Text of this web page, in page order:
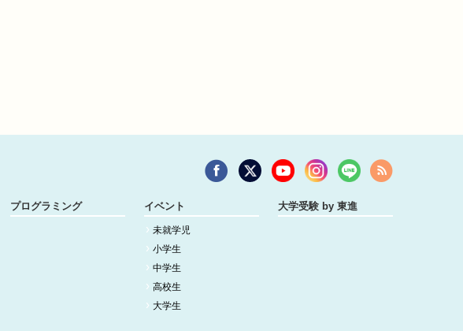
プログラミング イベント
未就学児
小学生
中学生
高校生
大学生
大学受験 by 東進